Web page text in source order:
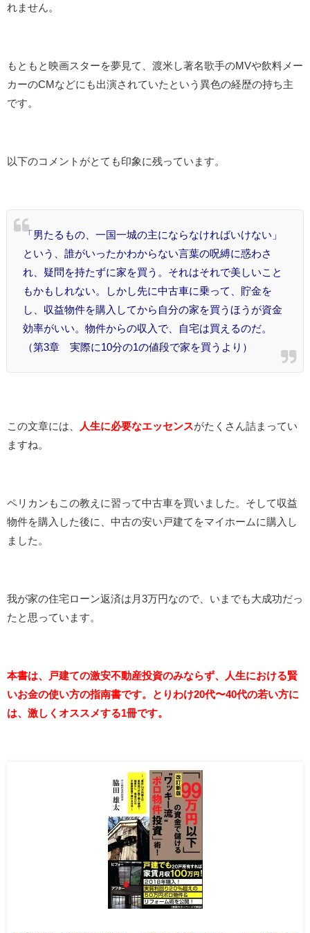
れません。
もともと映画スターを夢見て、渡米し著名歌手のMVや飲料メー
カーのCMなどにも出演されていたという異色の経歴の持ち主
です。
以下のコメントがとても印象に残っています。
「男たるもの、一国一城の主にならなければいけない」
という、誰がいったかわからない言葉の呪縛に惑わさ
れ、疑問を持たずに家を買う。それはそれで美しいこと
もかもしれない。しかし先に中古車に乗って、貯金を
し、収益物件を購入してから自分の家を買うほうが資金
効率がいい。物件からの収入で、自宅は買えるのだ。
（第3章 実際に10分の1の値段で家を買うより）
この文章には、 人生に必要なエッセンスがたくさん詰まってい
ますね。
ペリカンもこの教えに習って中古車を買いました。そして収益
物件を購入した後に、中古の安い戸建てをマイホームに購入し
ました。
我が家の住宅ローン返済は月3万円なので、いまでも大成功だっ
たと思っています。
本書は、戸建ての激安不動産投資のみならず、人生における賢
いお金の使い方の指南書です。とりわけ20代〜40代の若い方に
は、激しくオススメする1冊です。